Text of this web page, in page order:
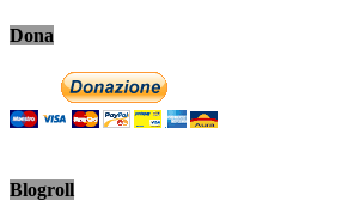
Dona
Blogroll